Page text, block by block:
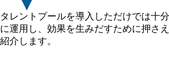
タレントプールを導入しただけでは十
に運用し、効果を生みだすために押さ
紹介します。